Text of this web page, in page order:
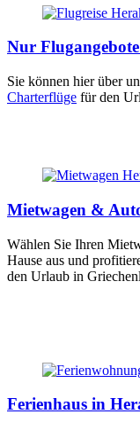
Nur
Sie können hier über
Charterflüge für den
Mietwagen &
Wählen Sie Ihren
Hause aus und
den Urlaub in
Ferienhaus in